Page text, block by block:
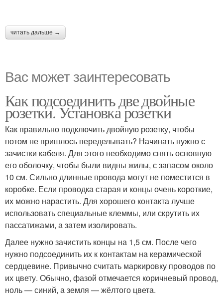
читать дальше →
Вас может заинтересовать
Как подсоединить две двойные
розетки. Установка розетки
Как правильно подключить двойную розетку, чтобы
потом не пришлось переделывать? Начинать нужно с
зачистки кабеля. Для этого необходимо снять основную
его оболочку, чтобы были видны жилы, с запасом около
10 см. Сильно длинные провода могут не поместится в
коробке. Если проводка старая и концы очень короткие,
их можно нарастить. Для хорошего контакта лучше
использовать специальные клеммы, или скрутить их
пассатижами, а затем изолировать.
Далее нужно зачистить концы на 1,5 см. После чего
нужно подсоединить их к контактам на керамической
сердцевине. Привычно считать маркировку проводов по
их цвету. Обычно, фазой отмечается коричневый провод,
ноль — синий, а земля — жёлтого цвета.